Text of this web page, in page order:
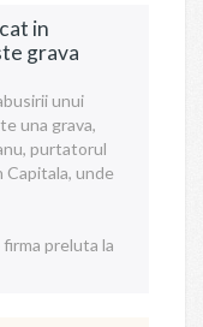
in
grava
unui
una grava,
purtatorul
Capitala, unde
preluta la